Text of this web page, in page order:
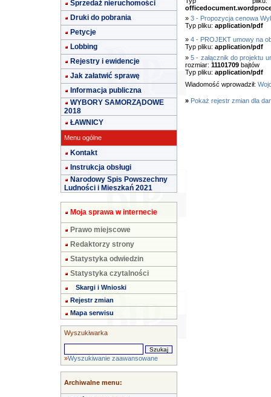
Sprzedaż nieruchomości
Druki do pobrania
Petycje
Lobbing
Rejestry i ewidencje
Jak załatwić sprawę
Informacja publiczna
WYBORY SAMORZĄDOWE
2018
ŁAWNICY
Menu ogólne
Kontakt
Instrukcja obsługi
Narodowy Spis Powszechny
Ludności i Mieszkań 2021
Moja sprawa w internecie
Prawo miejscowe
Redaktorzy strony
Statystyka odwiedzin
Statystyka czytalności
Skargi i Wnioski
Rejestr zmian
Mapa serwisu
Wyszukiwarka
»Wyszukiwanie zaawansowane
Archiwalne menu:
» 3 - Propozycja cenowa
Typ pliku: application/pdf
» 4 - PROJEKT umowy na
Typ pliku: application/pdf
» 5 - załącznik do projektu
rozmiar: 11101709bajtów
Typ pliku: application/pdf
Wiadomość wprowadził:
» Pokaż rejestr zmian dla